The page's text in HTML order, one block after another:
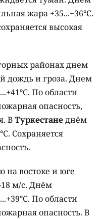
жара +35...+36°C.
высокая
районах днем
дождь и гроза. Днем
По области
опасность,
ВТуркестанеднём
Сохраняется
на востоке и юге
м/с. Днём
По области
опасность. В